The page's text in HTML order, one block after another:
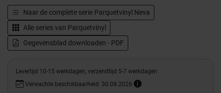
Naar de complete serie Parquetvinyl Neva
Alle series van Parquetvinyl
Gegevensblad downloaden - PDF
Levertijd 10-15 werkdagen, verzendtijd 5-7 werkdagen
Verwachte beschikbaarheid: 30.08.2026